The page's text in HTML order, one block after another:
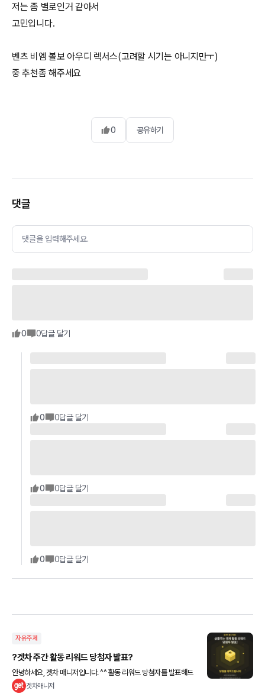
저는 좀 별로인거 같아서
고민입니다.
벤츠 비엠 볼보 아우디 렉서스(고려할 시기는 아니지만ㅜ)
중 추천좀 해주세요
0 공유하기
댓글
댓글을 입력해주세요.
0 0답글 달기
0 0답글 달기
0 0답글 달기
0 0답글 달기
자유주제
?겟차 주간 활동 리워드 당첨자 발표?
안녕하세요, 겟차 매니저입니다. ^^ 활동 리워드 당첨자를 발표해드
리는 월요일이 돌아왔습니다. 7만원 상당의 신세계 상품권부터 스타
겟차매니저